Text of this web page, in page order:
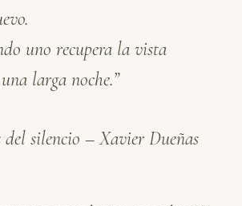
A
p
t
r
uno recupera la vista
larga noche.”
del silencio – Xavier Dueñas